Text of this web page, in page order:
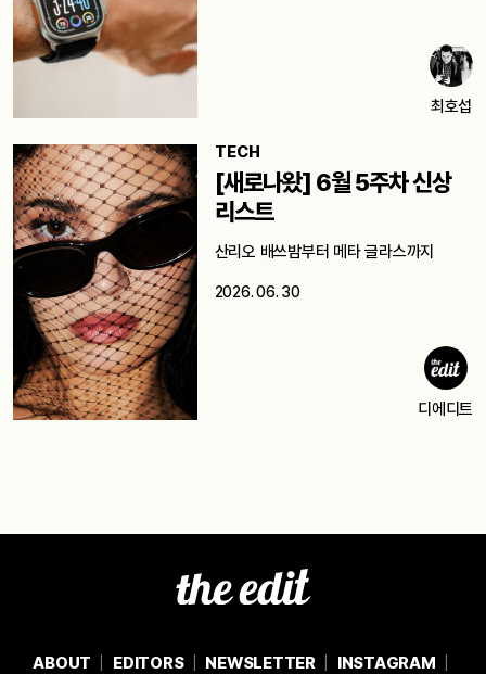
최호섭
TECH
[새로나왔] 6월 5주차 신상
리스트
산리오 배쓰밤부터 메타 글라스까지
2026. 06. 30
디에디트
ABOUT EDITORS NEWSLETTER INSTAGRAM